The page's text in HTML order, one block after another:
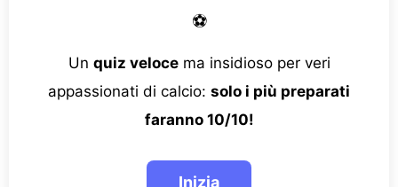
⚽
Un quiz velocema insidioso per veri
appassionati di calcio: solo i più preparati
faranno 10/10!